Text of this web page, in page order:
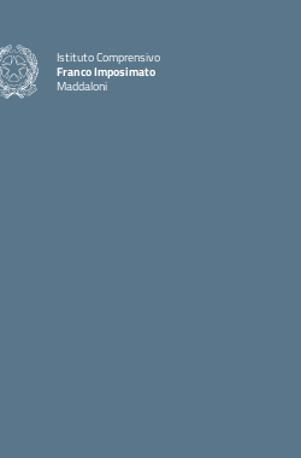
Istituto Comprensivo
Franco Imposimato
Maddaloni